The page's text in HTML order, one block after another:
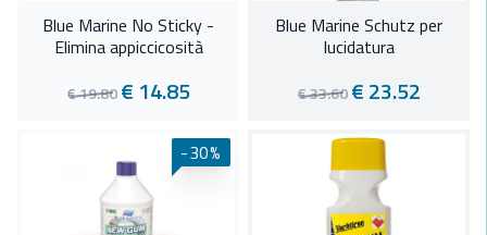
Blue Marine No Sticky -
Elimina appiccicosità
€ 19.80€ 14.85
Blue Marine Schutz per
lucidatura
€ 33.60€ 23.52
-30%